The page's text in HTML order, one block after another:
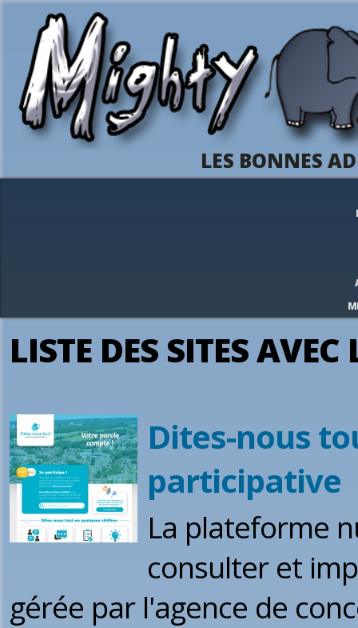
LES BONNES
LISTE DES SITES
Dites-nous
participative
La plateforme
consulter et
gérée par l'agence de